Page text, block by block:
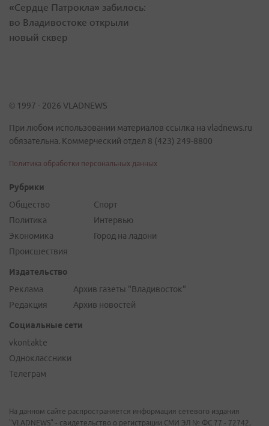
«Сердце Патрокла» забилось:
во Владивостоке открыли
новый сквер
© 1997 - 2026 VLADNEWS
При любом использовании материалов ссылка на vladnews.ru
обязательна. Коммерческий отдел 8 (423) 249-8800
Политика обработки персональных данных
Рубрики
Общество
Политика
Экономика
Происшествия
Спорт
Интервью
Город на ладони
Издательство
Реклама
Редакция
Архив газеты "Владивосток"
Архив новостей
Социальные сети
vkontakte
Одноклассники
Телеграм
На данном сайте распространяется информация сетевого издания
"VLADNEWS" - свидетельство о регистрации СМИ ЭЛ № ФС 77 - 72742,